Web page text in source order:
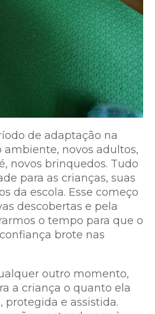
de adaptação na
ambiente, novos adultos,
novos brinquedos. Tudo
para as crianças, suas
da escola. Esse começo
descobertas e pela
o tempo para que o
brote nas
outro momento,
a criança o quanto ela
protegida e assistida.